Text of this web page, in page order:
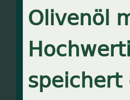
Olivenöl
speichert